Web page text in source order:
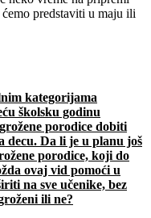
predstaviti u maju ili
kategorijama
ću školsku godinu
žene porodice dobiti
decu. Da li je u planu još
žene porodice, koji do
žda ovaj vid pomoći u
iriti na sve učenike, bez
ženi ili ne?